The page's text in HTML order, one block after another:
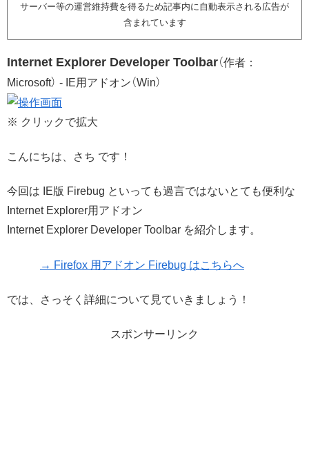
サーバー等の運営維持費を得るため記事内に自動表示される広告が
含まれています
Internet Explorer Developer Toolbar（作者：
Microsoft） - IE用アドオン（Win）
※ クリックで拡大
こんにちは、さち です！
今回は IE版 Firebug といっても過言ではないとても便利な
Internet Explorer用アドオン
Internet Explorer Developer Toolbar を紹介します。
→ Firefox 用アドオン Firebug はこちらへ
では、さっそく詳細について見ていきましょう！
スポンサーリンク